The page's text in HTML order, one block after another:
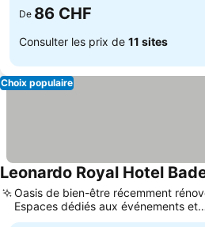
De 86 CHF
Consulter les prix de 11 sites
Choix populaire
Leonardo Royal Hotel
Oasis de bien-être récemment
Espaces dédiés aux événements et
réunions